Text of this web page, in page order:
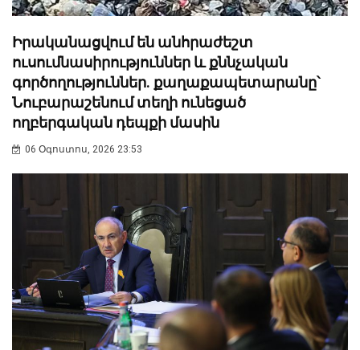
Իրականացվում են անհրաժեշտ
ուսումնասիրություններ և քննչական
գործողություններ. քաղաքապետարանը՝
Նուբարաշենում տեղի ունեցած
ողբերգական դեպքի մասին
06 Օգոստոս, 2026 23:53